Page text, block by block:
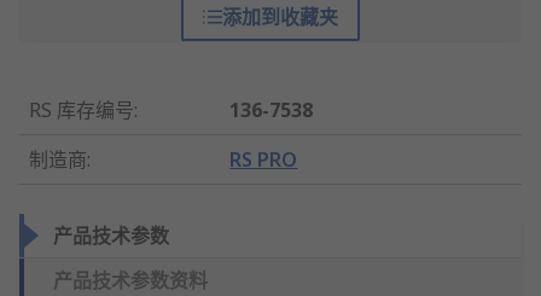
添加到收藏夹
RS 库存编号:
136-7538
制造商: RS PRO
产品技术参数
产品技术参数资料